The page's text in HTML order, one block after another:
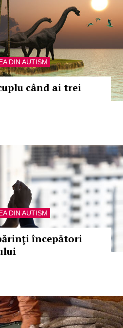
DIN AUTISM
când ai trei
DIN AUTISM
începători